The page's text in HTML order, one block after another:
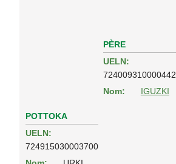
POTTOKA
UELN:
724915030003700
PÈRE
UELN:
724009310000442
Nom:
IGUZKI